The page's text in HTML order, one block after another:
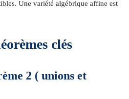
Une variété algébrique affine est
clés
2 ( unions et